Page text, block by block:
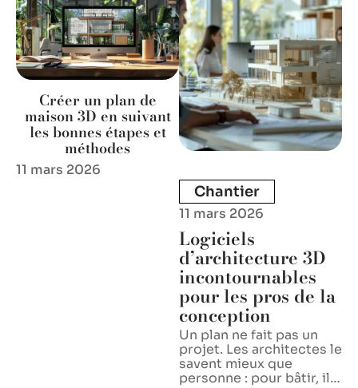
Créer un plan de
maison 3D en suivant
les bonnes étapes et
méthodes
11 mars 2026
Chantier
11 mars 2026
Logiciels
d’architecture 3D
incontournables
pour les pros de la
conception
Un plan ne fait pas un
projet. Les architectes le
savent mieux que
personne : pour bâtir, il…